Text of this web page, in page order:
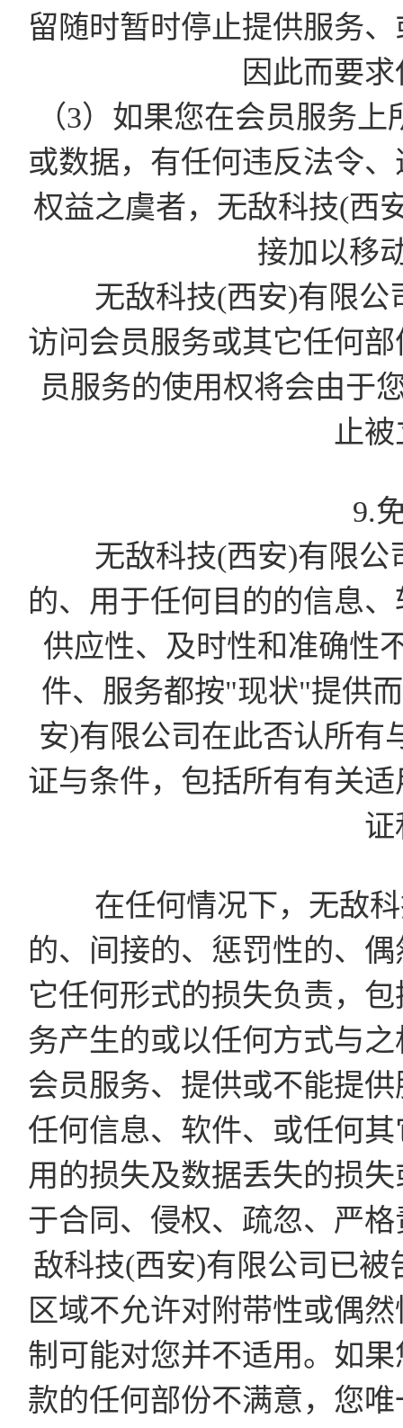
留随时暂时停止提供服务
因此而要
（3）如果您在会员服务
或数据，有任何违反法令
权益之虞者，无敌科技(西
接加以移
无敌科技(西安)有限公
访问会员服务或其它任何
员服务的使用权将会由于
止
9.
无敌科技(西安)有限公
的、用于任何目的的信息
供应性、及时性和准确性
件、服务都按"现状"提供
安)有限公司在此否认所有
证与条件，包括所有有关
证
在任何情况下，无敌科
的、间接的、惩罚性的、
它任何形式的损失负责，
务产生的或以任何方式与
会员服务、提供或不能提
任何信息、软件、或任何
用的损失及数据丢失的损
于合同、侵权、疏忽、严
敌科技(西安)有限公司已
区域不允许对附带性或偶
制可能对您并不适用。如
款的任何部份不满意，您